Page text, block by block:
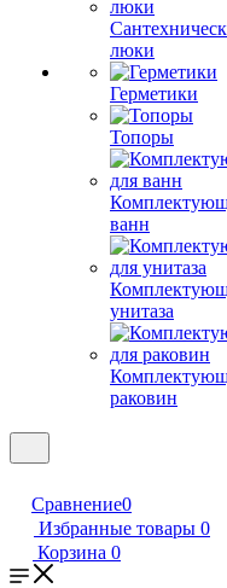
люки
Герметики
Топоры
ванн
унитаза
раковин
Сравнение0
Избранные товары 0
Корзина 0